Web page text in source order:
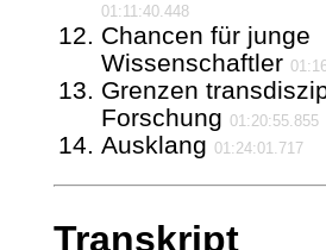
01:11:40.448
Chancen für junge
Wissenschaftler
Grenzen
Forschung 01:20:55.855
Ausklang 01:24:01.717
Transkript